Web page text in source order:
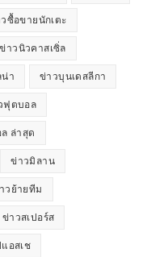
ซื้อขายนักเตะ
ข่าวนิวคาสเซิ่ล
า ข่าวบุนเดสลีกา
ฟุตบอล
ล่าสุด
ข่าวมิลาน
วย้ายทีม
ข่าวสเปอร์ส
อสเช